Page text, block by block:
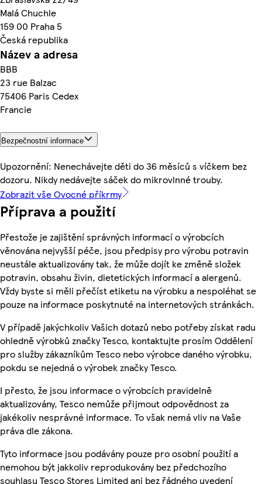
Malá Chuchle
159 00 Praha 5
Česká republika
Název a adresa
BBB
23 rue Balzac
75406 Paris Cedex
Francie
Bezpečnostní informace
Upozornění: Nenechávejte děti do 36 měsíců s víčkem bez
dozoru. Nikdy nedávejte sáček do mikrovlnné trouby.
Zobrazit vše Ovocné příkrmy
Příprava a použití
Přestože je zajištění správných informací o výrobcích
věnována nejvyšší péče, jsou předpisy pro výrobu potravin
neustále aktualizovány tak, že může dojít ke změně složek
potravin, obsahu živin, dietetických informací a alergenů.
Vždy byste si měli přečíst etiketu na výrobku a nespoléhat se
pouze na informace poskytnuté na internetových stránkách.
V případě jakýchkoliv Vašich dotazů nebo potřeby získat radu
ohledně výrobků značky Tesco, kontaktujte prosím Oddělení
pro služby zákazníkům Tesco nebo výrobce daného výrobku,
pokdu se nejedná o výrobek značky Tesco.
I přesto, že jsou informace o výrobcích pravidelně
aktualizovány, Tesco nemůže přijmout odpovědnost za
jakékoliv nesprávné informace. To však nemá vliv na Vaše
práva dle zákona.
Tyto informace jsou podávány pouze pro osobní použití a
nemohou být jakkoliv reprodukovány bez předchozího
souhlasu Tesco Stores Limited ani bez řádného uvedení